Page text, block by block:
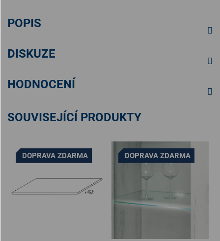
POPIS
DISKUZE
HODNOCENÍ
SOUVISEJÍCÍ PRODUKTY
DOPRAVA ZDARMA DOPRAVA ZDARMA